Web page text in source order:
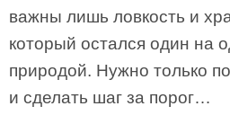
важны лишь ловкость и
который остался один на
природой. Нужно только
и сделать шаг за порог…